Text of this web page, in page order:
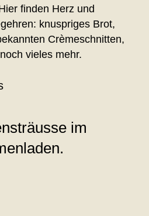
finden Herz und
knuspriges Brot,
Crèmeschnitten,
vieles mehr.